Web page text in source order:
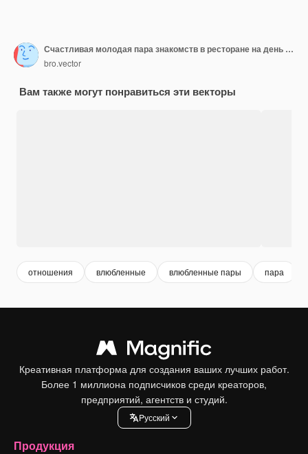
Счастливая молодая пара знакомств в ресторане на день Святого Валентина. Мужчина и женщина сидят за столом, пьют вино, празднуют годовщину. Иллюстрация для отношений, любви, концепции романтического ужина
bro.vector
Вам также могут понравиться эти векторы
отношения влюбленные влюбленные пары пара
Креативная платформа для создания ваших лучших работ.
Более 1 миллиона подписчиков среди креаторов,
предприятий, агентств и студий.
Pусский
Продукция